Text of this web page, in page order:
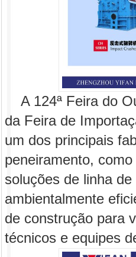
A 124ª Feira do
da Feira de
um dos principais
peneiramento,
soluções de linha
ambientalmente
de construção para
técnicos e equipes